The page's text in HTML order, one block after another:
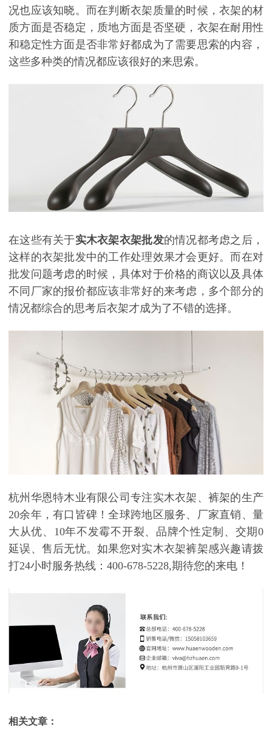
况也应该知晓。而在判断衣架质量的时候，衣架的材
质方面是否稳定，质地方面是否坚硬，衣架在耐用性
和稳定性方面是否非常好都成为了需要思索的内容，
这些多种类的情况都应该很好的来思索。
在这些有关于实木衣架衣架批发的情况都考虑之后，
这样的衣架批发中的工作处理效果才会更好。而在对
批发问题考虑的时候，具体对于价格的商议以及具体
不同厂家的报价都应该非常好的来考虑，多个部分的
情况都综合的思考后衣架才成为了不错的选择。
杭州华恩特木业有限公司 专注实木衣架、裤架的生产
20余年，有口皆碑！全球跨地区服务、厂家直销、量
大从优、 10年不发霉不开裂、品牌个性定制、交期0
延误、售后无忧。如果您对实木衣架裤架感兴趣请拨
打24小时服务热线：400-678-5228,期待您的来电！
相关文章：